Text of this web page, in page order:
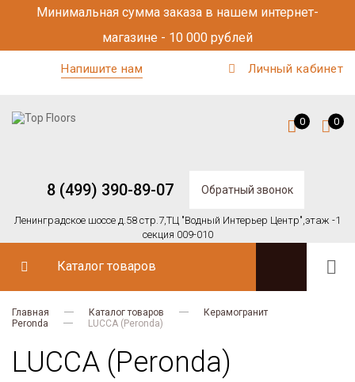
Минимальная сумма заказа в нашем интернет-
магазине - 10 000 рублей
Напишите нам Личный кабинет
8 (499) 390-89-07 Обратный звонок
Ленинградское шоссе д.58 стр.7,ТЦ "Водный Интерьер Центр",этаж -1
секция 009-010
0 0
Каталог товаров
Главная Каталог товаров
Керамогранит
Peronda
LUCCA (Peronda)
LUCCA (Peronda)